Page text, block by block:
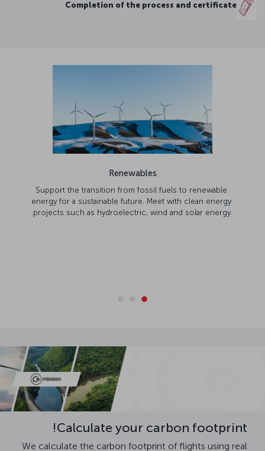
Completion of the process and certificate
Renewables
Support the transition from fossil fuels to renewable
energy for a sustainable future. Meet with clean energy
projects such as hydroelectric, wind and solar energy.
Calculate your carbon footprint!
We calculate the carbon footprint of flights using real